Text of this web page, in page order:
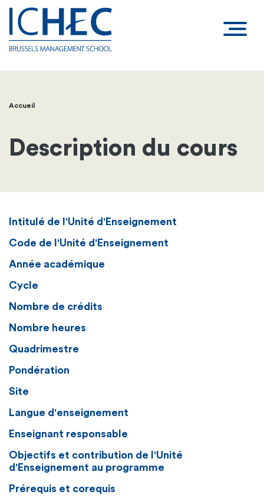
Fil
d'Ariane
Accueil
Description du cours
Intitulé de l'Unité d'Enseignement
Code de l'Unité d'Enseignement
Année académique
Cycle
Nombre de crédits
Nombre heures
Quadrimestre
Pondération
Site
Langue d'enseignement
Enseignant responsable
Objectifs et contribution de l'Unité
d'Enseignement au programme
Prérequis et corequis